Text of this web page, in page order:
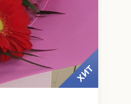
ХИТ